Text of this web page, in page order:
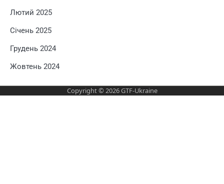
Лютий 2025
Січень 2025
Грудень 2024
Жовтень 2024
Copyright © 2026GTF-Ukraine